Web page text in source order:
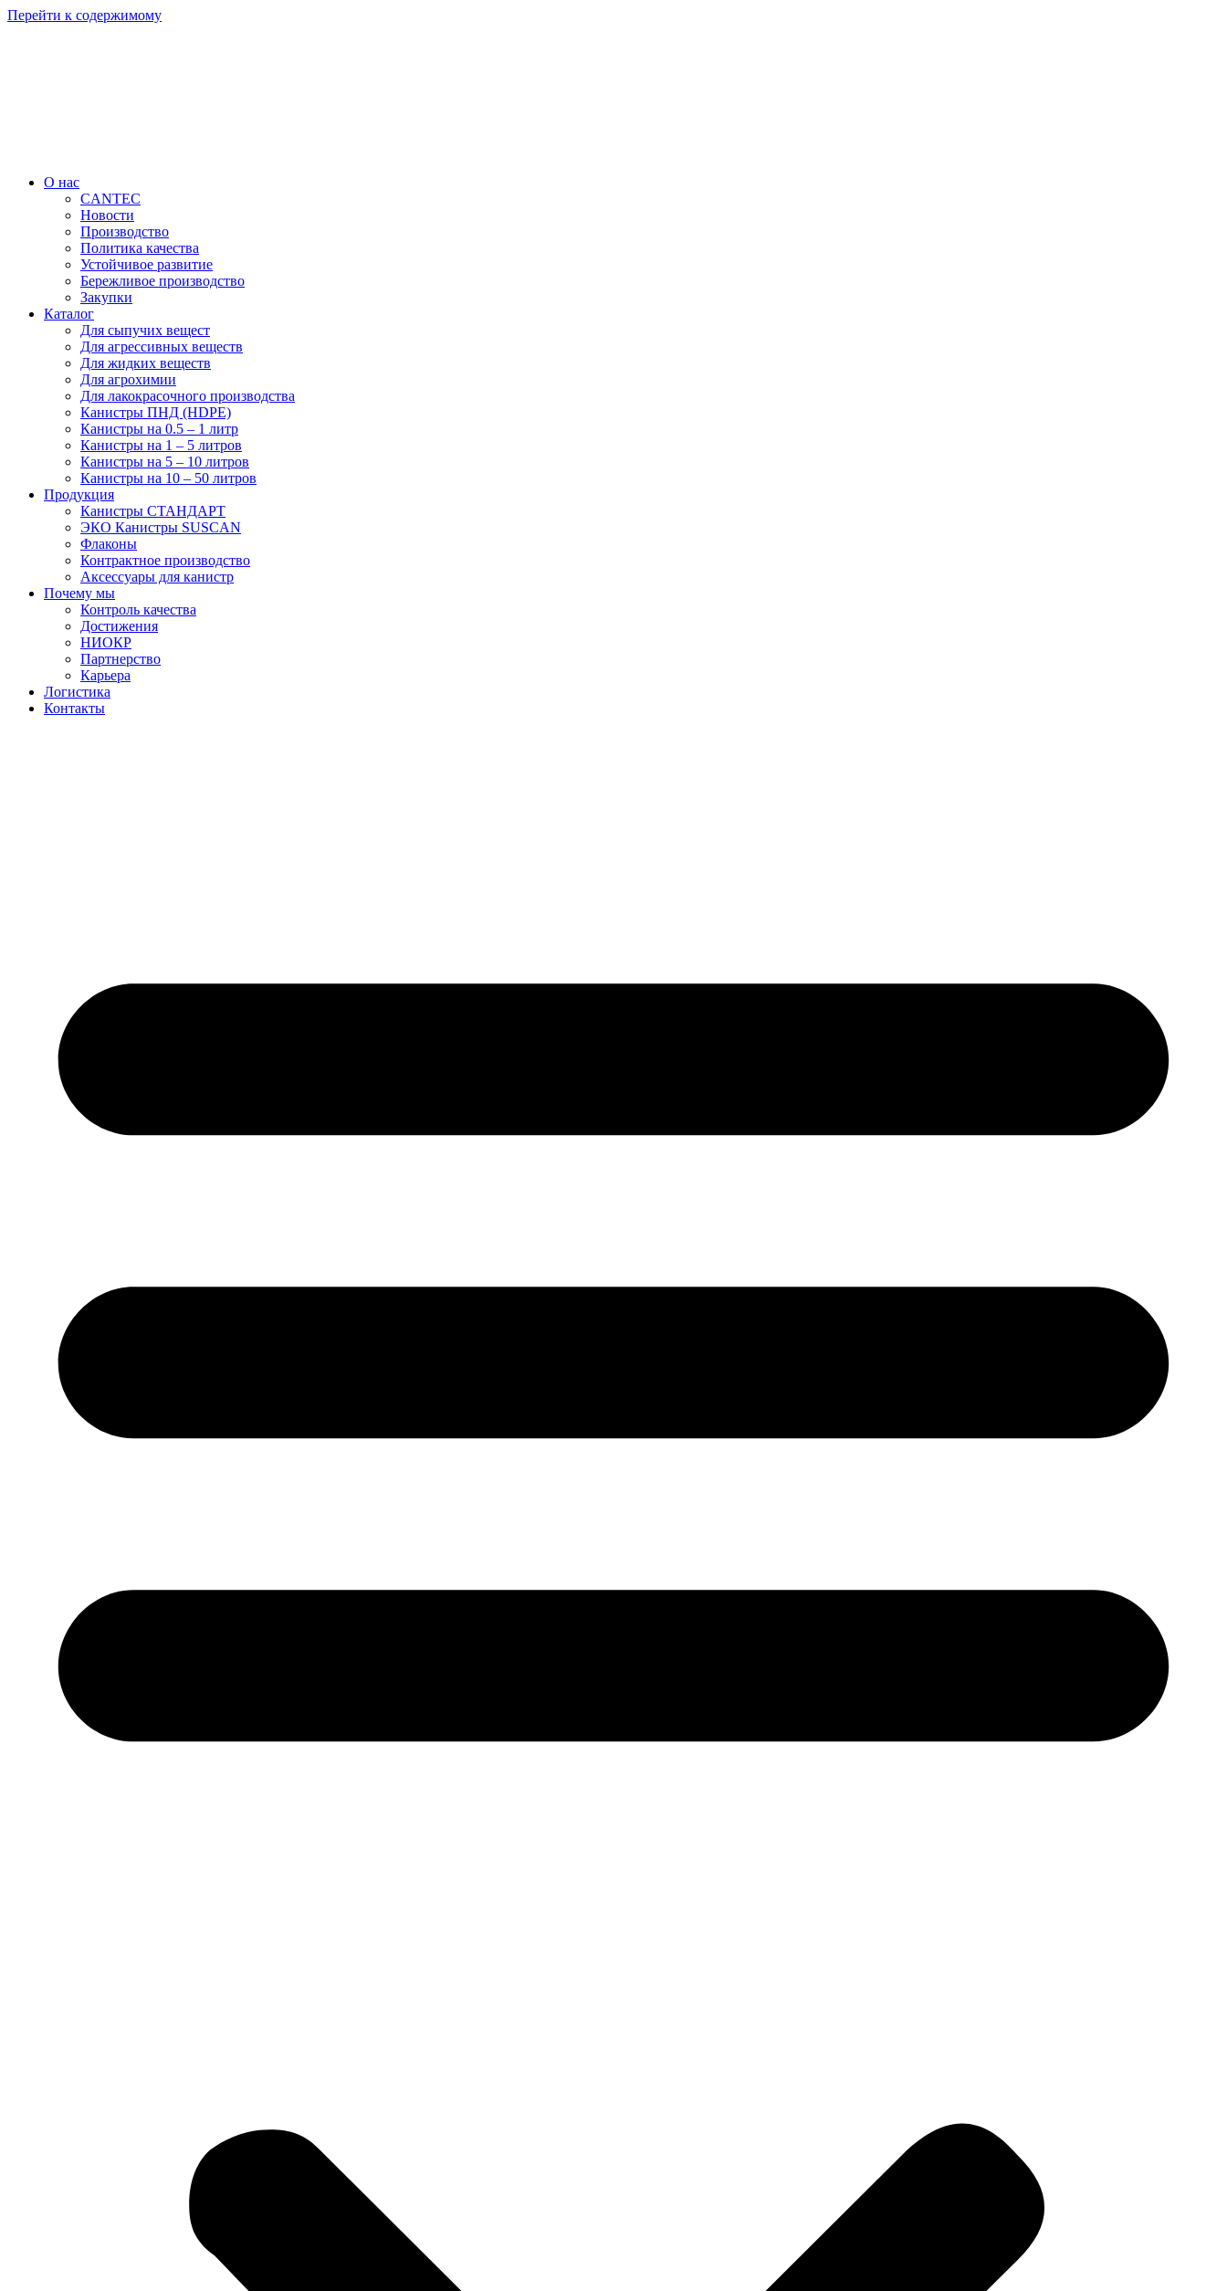
Перейти к содержимому
О нас
CANTEC
Новости
Производство
Политика качества
Устойчивое развитие
Бережливое производство
Закупки
Каталог
Для сыпучих вещест
Для агрессивных веществ
Для жидких веществ
Для агрохимии
Для лакокрасочного производства
Канистры ПНД (HDPE)
Канистры на 0.5 – 1 литр
Канистры на 1 – 5 литров
Канистры на 5 – 10 литров
Канистры на 10 – 50 литров
Продукция
Канистры СТАНДАРТ
ЭКО Канистры SUSCAN
Флаконы
Контрактное производство
Аксессуары для канистр
Почему мы
Контроль качества
Достижения
НИОКР
Партнерство
Карьера
Логистика
Контакты